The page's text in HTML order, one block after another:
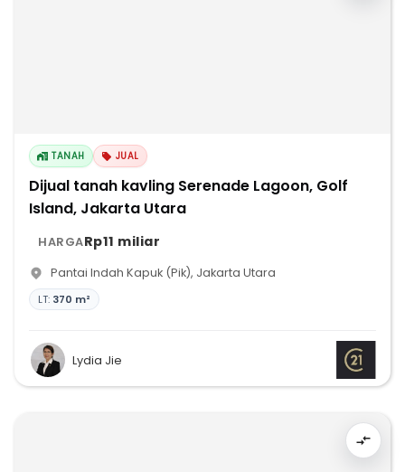
TANAH JUAL
Dijual tanah kavling Serenade Lagoon, Golf
Island, Jakarta Utara
HARGARp11 miliar
Pantai Indah Kapuk (Pik), Jakarta Utara
LT: 370 m²
Lydia Jie